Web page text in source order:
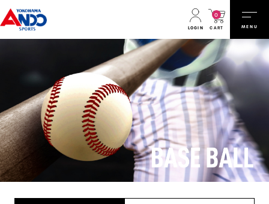
LOGIN CART
0
MENU